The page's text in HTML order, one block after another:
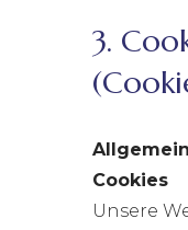
3.
Cookies
Unsere